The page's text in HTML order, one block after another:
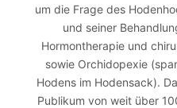
um die Frage des
und seiner
Hormontherapie und
sowie Orchidopexie
Hodens im Hodensack).
Publikum von weit über